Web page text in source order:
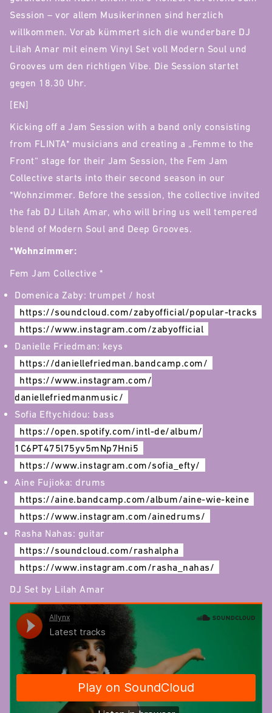
Session – vor allem Musikerinnen sind herzlich
willkommen. Vorab kümmert sich die wunderbare DJ
Lilah Amar mit einem Vinyl Set voll Modern Soul und
Grooves um den richtigen Vibe. Die Session startet
gegen 18.30 Uhr.
[EN]
Kicking off a Jam Session with a band only consisting
from FLINTA* musicians and creating a „Femme to the
Front“ stage for their Jam Session, the Fem Jam
Collective starts into their second season in our
*Wohnzimmer. Before the session, the collective invited
the fab DJ Lilah Amar, who will bring us well tempered
blend of Modern Soul and Deep Grooves.
*Wohnzimmer:
Fem Jam Collective *
Domenica Zaby: trumpet / host
https://soundcloud.com/zabyofficial/popular-tracks
https://www.instagram.com/zabyofficial
Danielle Friedman: keys
https://daniellefriedman.bandcamp.com/
https://www.instagram.com/
daniellefriedmanmusic/
Sofia Eftychidou: bass
https://open.spotify.com/intl-de/album/
1C6PT475l75yv5mNp7Hni5
https://www.instagram.com/sofia_efty/
Aine Fujioka: drums
https://aine.bandcamp.com/album/aine-wie-keine
https://www.instagram.com/ainedrums/
Rasha Nahas: guitar
https://soundcloud.com/rashalpha
https://www.instagram.com/rasha_nahas/
DJ Set by Lilah Amar